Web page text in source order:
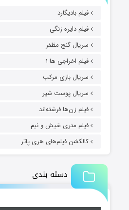
فیلم بادیگارد
فیلم دایره زنگی
سریال گنج مظفر
فیلم اخراجی ها ۱
سریال بازی مرکب
سریال پوست شیر
فیلم زن‌ها فرشته‌اند
فیلم متری شیش و نیم
کالکشن فیلم‌های هری پاتر
دسته بندی